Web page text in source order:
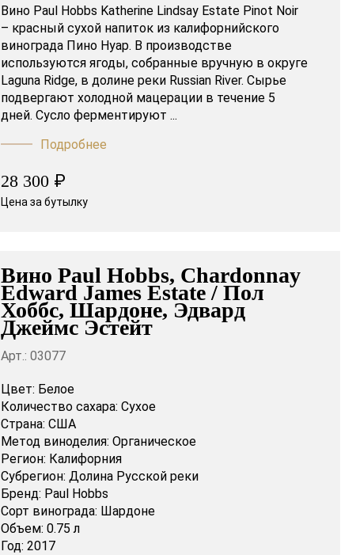
Вино Paul Hobbs Katherine Lindsay Estate Pinot Noir
– красный сухой напиток из калифорнийского
винограда Пино Нуар. В производстве
используются ягоды, собранные вручную в округе
Laguna Ridge, в долине реки Russian River. Сырье
подвергают холодной мацерации в течение 5
дней. Сусло ферментируют ...
Подробнее
28 300 ₽
Цена за бутылку
Вино Paul Hobbs, Chardonnay
Edward James Estate / Пол
Хоббс, Шардоне, Эдвард
Джеймс Эстейт
Арт.: 03077
Цвет: Белое
Количество сахара: Сухое
Страна: США
Метод виноделия: Органическое
Регион: Калифорния
Субрегион: Долина Русской реки
Бренд: Paul Hobbs
Сорт винограда: Шардоне
Объем: 0.75 л
Год: 2017